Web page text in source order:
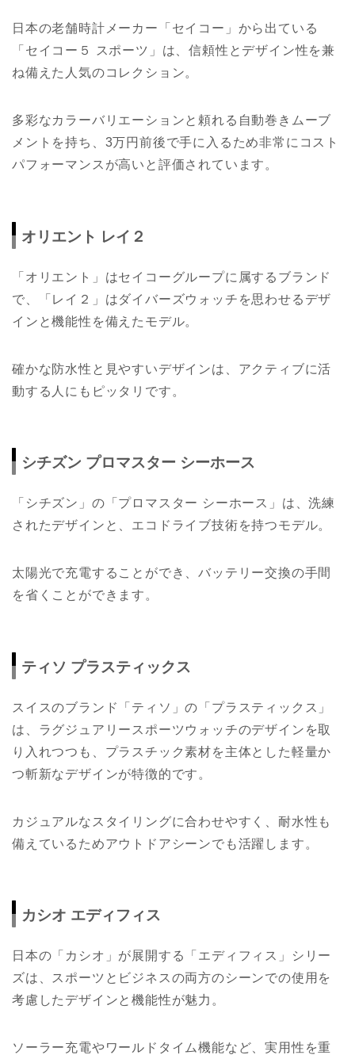
日本の老舗時計メーカー「セイコー」から出ている
「セイコー５ スポーツ」は、信頼性とデザイン性を兼
ね備えた人気のコレクション。
多彩なカラーバリエーションと頼れる自動巻きムーブ
メントを持ち、3万円前後で手に入るため非常にコスト
パフォーマンスが高いと評価されています。
オリエント レイ２
「オリエント」はセイコーグループに属するブランド
で、「レイ２」はダイバーズウォッチを思わせるデザ
インと機能性を備えたモデル。
確かな防水性と見やすいデザインは、アクティブに活
動する人にもピッタリです。
シチズン プロマスター シーホース
「シチズン」の「プロマスター シーホース」は、洗練
されたデザインと、エコドライブ技術を持つモデル。
太陽光で充電することができ、バッテリー交換の手間
を省くことができます。
ティソ プラスティックス
スイスのブランド「ティソ」の「プラスティックス」
は、ラグジュアリースポーツウォッチのデザインを取
り入れつつも、プラスチック素材を主体とした軽量か
つ斬新なデザインが特徴的です。
カジュアルなスタイリングに合わせやすく、耐水性も
備えているためアウトドアシーンでも活躍します。
カシオ エディフィス
日本の「カシオ」が展開する「エディフィス」シリー
ズは、スポーツとビジネスの両方のシーンでの使用を
考慮したデザインと機能性が魅力。
ソーラー充電やワールドタイム機能など、実用性を重